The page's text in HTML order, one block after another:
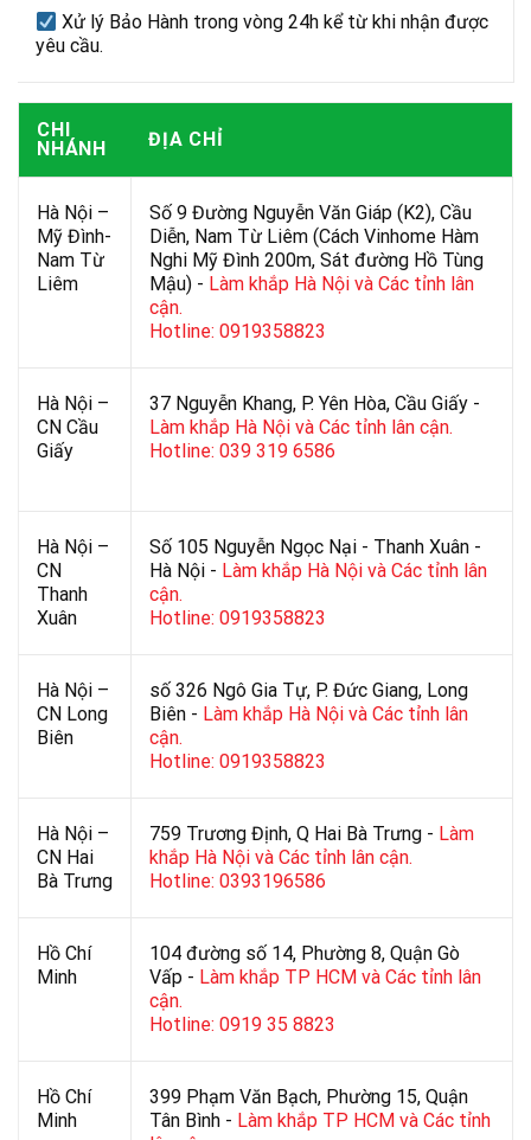
Xử lý Bảo Hành trong vòng 24h kể từ khi nhận được
yêu cầu.
CHI
NHÁNH
ĐỊA CHỈ
Hà Nội –
Mỹ Đình-
Nam Từ
Liêm
Số 9 Đường Nguyễn Văn Giáp (K2), Cầu
Diễn, Nam Từ Liêm (Cách Vinhome Hàm
Nghi Mỹ Đình 200m, Sát đường Hồ Tùng
Mậu) - Làm khắp Hà Nội và Các tỉnh lân
cận.
Hotline: 0919358823
Hà Nội –
CN Cầu
Giấy
37 Nguyễn Khang, P. Yên Hòa, Cầu Giấy -
Làm khắp Hà Nội và Các tỉnh lân cận.
Hotline: 039 319 6586
Hà Nội –
CN
Thanh
Xuân
Số 105 Nguyễn Ngọc Nại - Thanh Xuân -
Hà Nội - Làm khắp Hà Nội và Các tỉnh lân
cận.
Hotline: 0919358823
Hà Nội –
CN Long
Biên
số 326 Ngô Gia Tự, P. Đức Giang, Long
Biên - Làm khắp Hà Nội và Các tỉnh lân
cận.
Hotline: 0919358823
Hà Nội –
CN Hai
Bà Trưng
759 Trương Định, Q Hai Bà Trưng - Làm
khắp Hà Nội và Các tỉnh lân cận.
Hotline: 0393196586
Hồ Chí
Minh
104 đường số 14, Phường 8, Quận Gò
Vấp - Làm khắp TP HCM và Các tỉnh lân
cận.
Hotline: 0919 35 8823
Hồ Chí
Minh
399 Phạm Văn Bạch, Phường 15, Quận
Tân Bình - Làm khắp TP HCM và Các tỉnh